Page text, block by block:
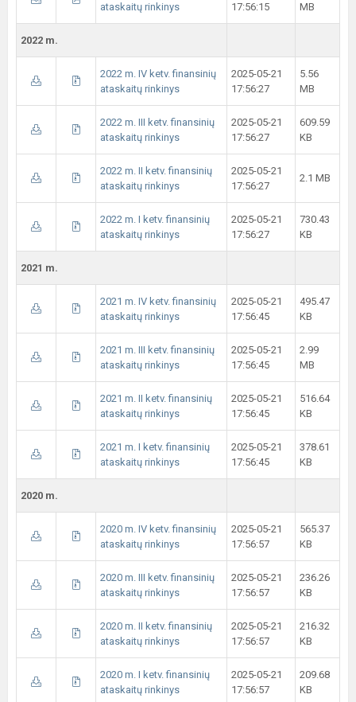
ataskaitų rinkinys
17:56:15
MB
2022 m.
2022 m. IV ketv. finansinių
ataskaitų rinkinys
2025-05-21
17:56:27
5.56
MB
2022 m. III ketv. finansinių
ataskaitų rinkinys
2025-05-21
17:56:27
609.59
KB
2022 m. II ketv. finansinių
ataskaitų rinkinys
2025-05-21
17:56:27
2.1 MB
2022 m. I ketv. finansinių
ataskaitų rinkinys
2025-05-21
17:56:27
730.43
KB
2021 m.
2021 m. IV ketv. finansinių
ataskaitų rinkinys
2025-05-21
17:56:45
495.47
KB
2021 m. III ketv. finansinių
ataskaitų rinkinys
2025-05-21
17:56:45
2.99
MB
2021 m. II ketv. finansinių
ataskaitų rinkinys
2025-05-21
17:56:45
516.64
KB
2021 m. I ketv. finansinių
ataskaitų rinkinys
2025-05-21
17:56:45
378.61
KB
2020 m.
2020 m. IV ketv. finansinių
ataskaitų rinkinys
2025-05-21
17:56:57
565.37
KB
2020 m. III ketv. finansinių
ataskaitų rinkinys
2025-05-21
17:56:57
236.26
KB
2020 m. II ketv. finansinių
ataskaitų rinkinys
2025-05-21
17:56:57
216.32
KB
2020 m. I ketv. finansinių
ataskaitų rinkinys
2025-05-21
17:56:57
209.68
KB